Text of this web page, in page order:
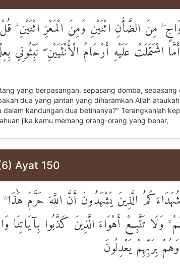
مِنَ الضَّأْنِ اثْنَيْنِ وَمِنَ الْمَعْزِ اثْنَيْنِ
أَمَّا اشْتَمَلَتْ عَلَيْهِ أَرْحَامُ الْأُنْثَيَيْنِ ۖ نَبِّئُونِي
yang berpasangan, sepasang domba, sepasang
dua yang jantan yang diharamkan Allah
kandungan dua betinanya?" Terangkanlah
jika kamu memang orang-orang yang benar,
Ayat 150
الَّذِينَ يَشْهَدُونَ أَنَّ اللَّهَ حَرَّمَ هَٰذَا
وَلَا تَتَّبِعْ أَهْوَاءَ الَّذِينَ كَذَّبُوا بِآيَاتِنَا
بِرَبِّهِمْ يَعْدِلُونَ